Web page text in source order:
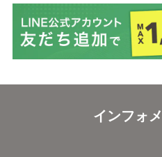
インフォ